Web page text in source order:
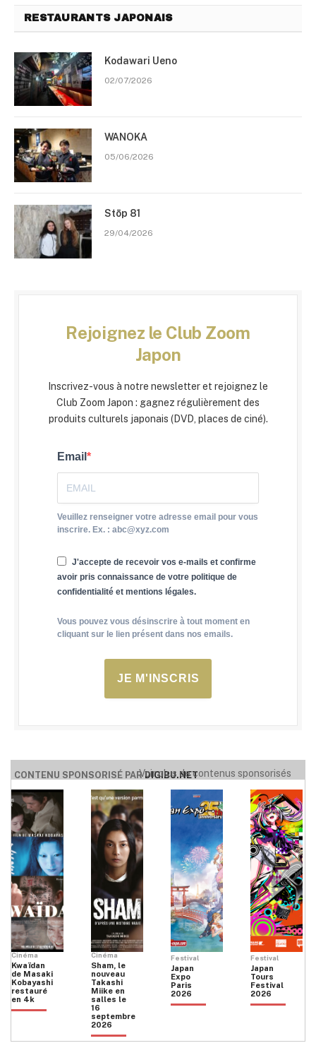
RESTAURANTS JAPONAIS
Kodawari Ueno
02/07/2026
WANOKA
05/06/2026
Stōp 81
29/04/2026
Rejoignez le Club Zoom
Japon
Inscrivez-vous à notre newsletter et rejoignez le
Club Zoom Japon : gagnez régulièrement des
produits culturels japonais (DVD, places de ciné).
Email
Veuillez renseigner votre adresse email pour vous
inscrire. Ex. : abc@xyz.com
J'accepte de recevoir vos e-mails et confirme
avoir pris connaissance de votre politique de
confidentialité et mentions légales.
Vous pouvez vous désinscrire à tout moment en
cliquant sur le lien présent dans nos emails.
JE M'INSCRIS
CONTENU SPONSORISÉ PARDIGIBU.NET
Voir plus de contenus sponsorisés
Cinéma
Kwaïdan
de Masaki
Kobayashi
restauré
en 4k
Cinéma
Sham, le
nouveau
Takashi
Miike en
salles le
16
septembre
2026
Festival
Japan
Expo
Paris
2026
Festival
Japan
Tours
Festival
2026